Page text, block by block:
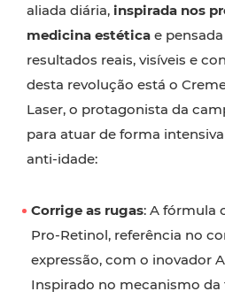
aliada diária, inspirada nos
medicina estética e
resultados reais, visíveis e
desta revolução está o
Laser, o protagonista da
para atuar de forma
anti-idade:
Corrige as rugas: A fórmula
Pro-Retinol, referência no
expressão, com o inovador
Inspirado no mecanismo